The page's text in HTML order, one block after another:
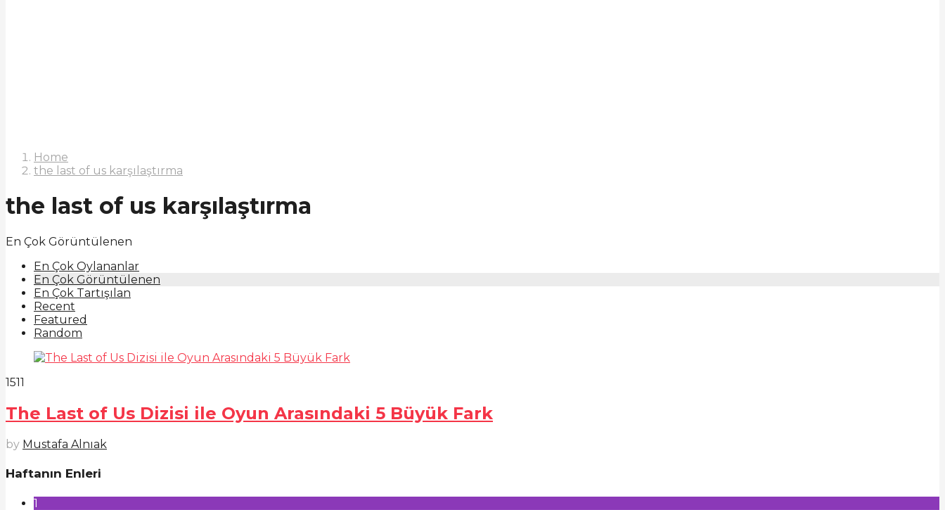
Home
the last of us karşılaştırma
the last of us karşılaştırma
En Çok Görüntülenen
En Çok Oylananlar
En Çok Görüntülenen
En Çok Tartışılan
Recent
Featured
Random
1511
The Last of Us Dizisi ile Oyun Arasındaki 5 Büyük Fark
by Mustafa Alnıak
Haftanın Enleri
1